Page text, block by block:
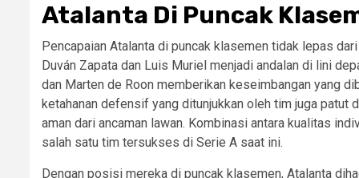
Atalanta Di Puncak
Pencapaian Atalanta di puncak klasemen tidak lepas
Duván Zapata dan Luis Muriel menjadi andalan di lini
dan Marten de Roon memberikan keseimbangan yang
ketahanan defensif yang ditunjukkan oleh tim juga patut
aman dari ancaman lawan. Kombinasi antara kualitas
salah satu tim tersukses di Serie A saat ini.
Dengan posisi mereka di puncak klasemen, Atalanta